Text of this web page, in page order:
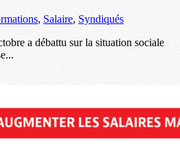
, Salaire, Syndiqués
a débattu sur la situation sociale